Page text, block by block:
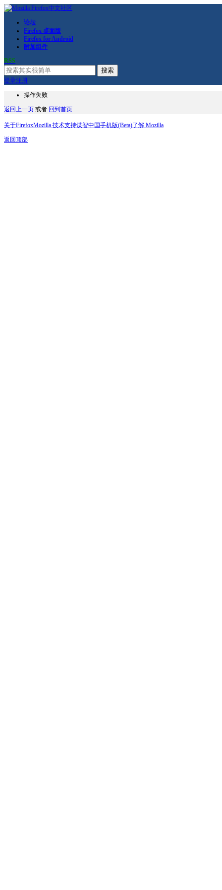
论坛
Firefox 桌面版
Firefox for Android
附加组件
RSS
搜索
登录注册
操作失败
返回上一页 或者 回到首页
关于FirefoxMozilla 技术支持谋智中国手机版(Beta)了解 Mozilla
返回顶部